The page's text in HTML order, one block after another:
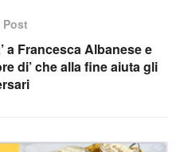
Post
a Francesca Albanese e
di’ che alla fine aiuta gli